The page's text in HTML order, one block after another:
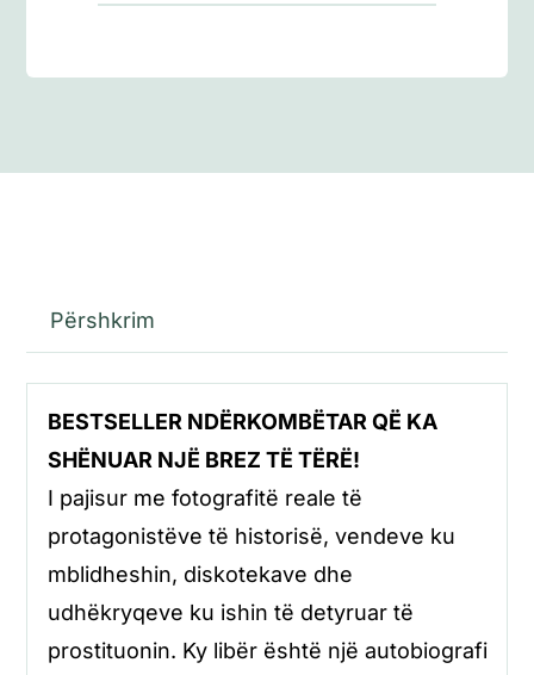
Përshkrim
BESTSELLER NDËRKOMBËTAR QË KA
SHËNUAR NJË BREZ TË TËRË!
I pajisur me fotografitë reale të
protagonistëve të historisë, vendeve ku
mblidheshin, diskotekave dhe
udhëkryqeve ku ishin të detyruar të
prostituonin. Ky libër është një autobiografi